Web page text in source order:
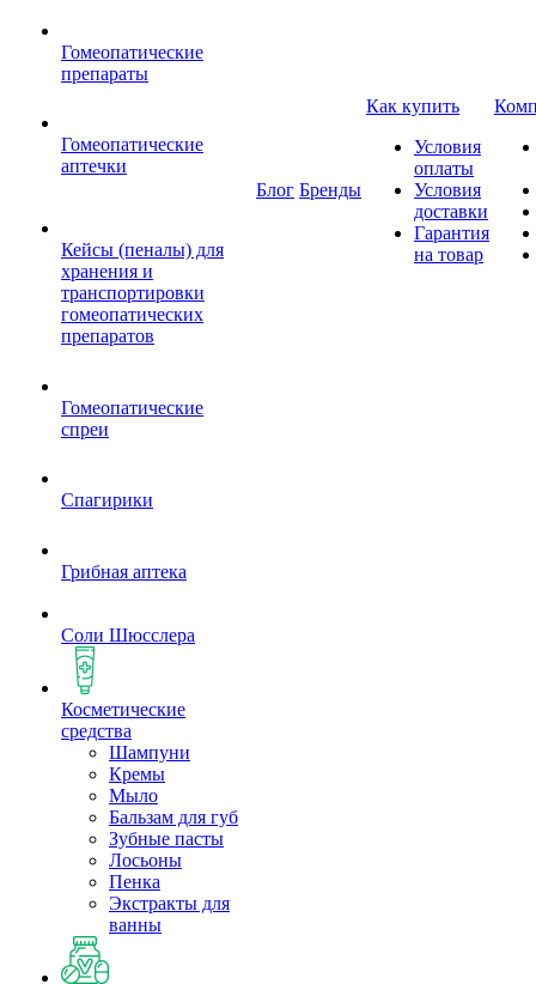
Гомеопатические
препараты
Гомеопатические
аптечки
Кейсы (пеналы) для
хранения и
транспортировки
гомеопатических
препаратов
Гомеопатические
спреи
Спагирики
Грибная аптека
Соли Шюсслера
Косметические
средства
Шампуни
Кремы
Мыло
Бальзам для губ
Зубные пасты
Лосьоны
Пенка
Экстракты для
ванны
Блог Бренды
Как купить
Условия
оплаты
Условия
доставки
Гарантия
на товар